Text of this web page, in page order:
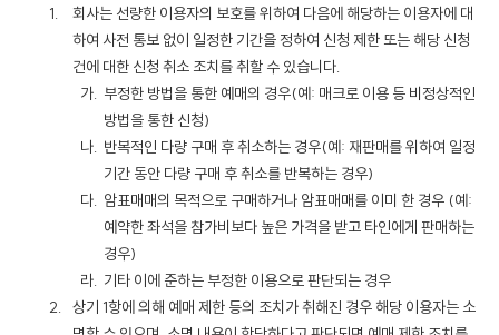
회사는 선량한 이용자의 보호를 위하여 다음에 해당하는 이용자에 대
하여 사전 통보 없이 일정한 기간을 정하여 신청 제한 또는 해당 신청
건에 대한 신청 취소 조치를 취할 수 있습니다.
부정한 방법을 통한 예매의 경우(예: 매크로 이용 등 비정상적인
방법을 통한 신청)
반복적인 다량 구매 후 취소하는 경우(예: 재판매를 위하여 일정
기간 동안 다량 구매 후 취소를 반복하는 경우)
암표매매의 목적으로 구매하거나 암표매매를 이미 한 경우 (예:
예약한 좌석을 참가비보다 높은 가격을 받고 타인에게 판매하는
경우)
기타 이에 준하는 부정한 이용으로 판단되는 경우
상기 1항에 의해 예매 제한 등의 조치가 취해진 경우 해당 이용자는 소